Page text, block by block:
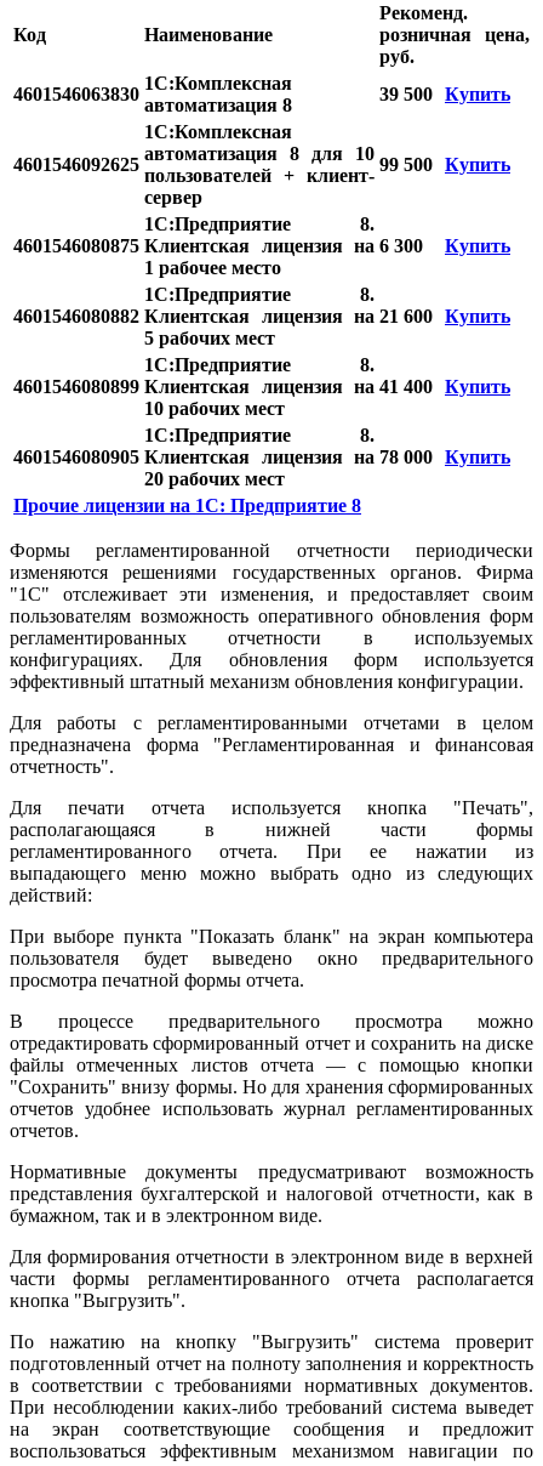
Код Наименование
Рекоменд.
розничная цена,
руб.
4601546063830
1С:Комплексная
автоматизация 8
39 500 Купить
4601546092625
1С:Комплексная
автоматизация 8 для 10
пользователей + клиент-
сервер
99 500 Купить
4601546080875
1С:Предприятие 8.
Клиентская лицензия на
1 рабочее место
6 300 Купить
4601546080882
1С:Предприятие 8.
Клиентская лицензия на
5 рабочих мест
21 600 Купить
4601546080899
1С:Предприятие 8.
Клиентская лицензия на
10 рабочих мест
41 400 Купить
4601546080905
1С:Предприятие 8.
Клиентская лицензия на
20 рабочих мест
78 000 Купить
Прочие лицензии на 1С: Предприятие 8
Формы регламентированной отчетности периодически
изменяются решениями государственных органов. Фирма
"1С" отслеживает эти изменения, и предоставляет своим
пользователям возможность оперативного обновления форм
регламентированных отчетности в используемых
конфигурациях. Для обновления форм используется
эффективный штатный механизм обновления конфигурации.
Для работы с регламентированными отчетами в целом
предназначена форма "Регламентированная и финансовая
отчетность".
Для печати отчета используется кнопка "Печать",
располагающаяся в нижней части формы
регламентированного отчета. При ее нажатии из
выпадающего меню можно выбрать одно из следующих
действий:
При выборе пункта "Показать бланк" на экран компьютера
пользователя будет выведено окно предварительного
просмотра печатной формы отчета.
В процессе предварительного просмотра можно
отредактировать сформированный отчет и сохранить на диске
файлы отмеченных листов отчета — с помощью кнопки
"Сохранить" внизу формы. Но для хранения сформированных
отчетов удобнее использовать журнал регламентированных
отчетов.
Нормативные документы предусматривают возможность
представления бухгалтерской и налоговой отчетности, как в
бумажном, так и в электронном виде.
Для формирования отчетности в электронном виде в верхней
части формы регламентированного отчета располагается
кнопка "Выгрузить".
По нажатию на кнопку "Выгрузить" система проверит
подготовленный отчет на полноту заполнения и корректность
в соответствии с требованиями нормативных документов.
При несоблюдении каких-либо требований система выведет
на экран соответствующие сообщения и предложит
воспользоваться эффективным механизмом навигации по